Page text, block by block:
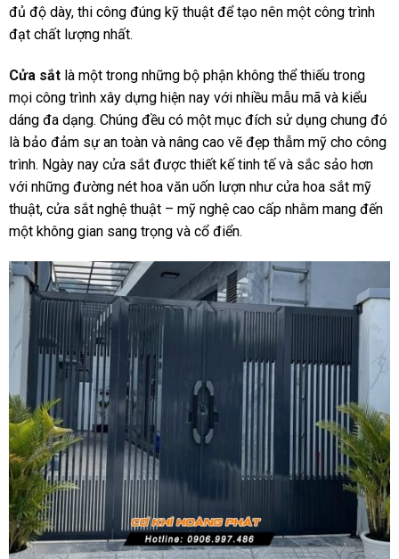
đủ độ dày, thi công đúng kỹ thuật để tạo nên một công trình
đạt chất lượng nhất.
Cửa sắtlà một trong những bộ phận không thể thiếu trong
mọi công trình xây dựng hiện nay với nhiều mẫu mã và kiểu
dáng đa dạng. Chúng đều có một mục đích sử dụng chung đó
là bảo đảm sự an toàn và nâng cao vẽ đẹp thẫm mỹ cho công
trình. Ngày nay cửa sắt được thiết kế tinh tế và sắc sảo hơn
với những đường nét hoa văn uốn lượn như cửa hoa sắt mỹ
thuật, cửa sắt nghệ thuật – mỹ nghệ cao cấp nhằm mang đến
một không gian sang trọng và cổ điển.